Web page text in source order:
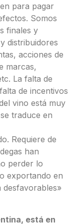
para pagar
Somos
finales y
distribuidores
acciones de
marcas,
La falta de
de incentivos
vino está muy
traduce en
Requiere de
han
perder lo
exportando en
desfavorables»
está en